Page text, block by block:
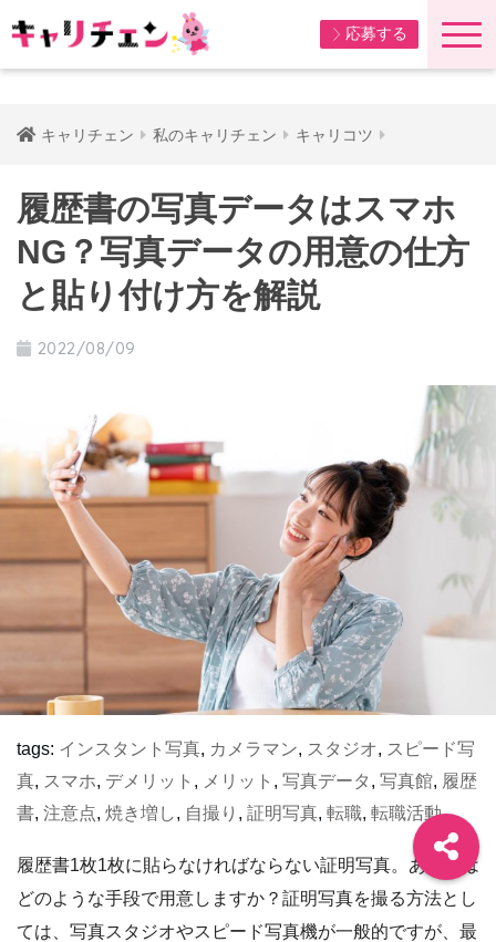
応募する
キャリチェン 私のキャリチェン キャリコツ
履歴書の写真データはスマホ
NG？写真データの用意の仕方
と貼り付け方を解説
2022/08/09
tags: インスタント写真, カメラマン, スタジオ, スピード写
真, スマホ, デメリット , メリット , 写真データ , 写真館, 履歴
書, 注意点, 焼き増し, 自撮り , 証明写真, 転職, 転職活動
履歴書1枚1枚に貼らなければならない証明写真。あなたは
どのような手段で用意しますか？証明写真を撮る方法とし
ては、写真スタジオやスピード写真機が一般的ですが、最